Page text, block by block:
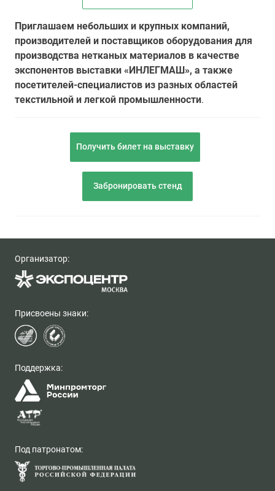
Приглашаем небольших и крупных компаний,
производителей и поставщиков оборудования для
производства нетканых материалов в качестве
экспонентов выставки «ИНЛЕГМАШ», а также
посетителей-специалистов из разных областей
текстильной и легкой промышленности.
Получить билет на выставку
Забронировать стенд
Организатор:
Присвоены знаки:
Поддержка:
Под патронатом: